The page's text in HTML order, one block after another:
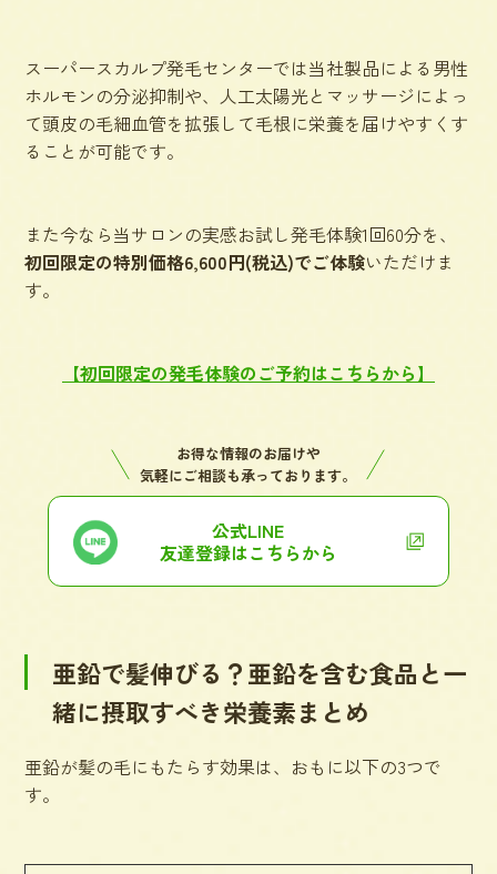
スーパースカルプ発毛センターでは当社製品による男性
ホルモンの分泌抑制や、人工太陽光とマッサージによっ
て頭皮の毛細血管を拡張して毛根に栄養を届けやすくす
ることが可能です。
また今なら当サロンの実感お試し発毛体験1回60分を、
初回限定の特別価格6,600円(税込)でご体験いただけま
す。
【初回限定の発毛体験のご予約はこちらから】
お得な情報のお届けや
気軽にご相談も承っております。
公式LINE
友達登録はこちらから
亜鉛で髪伸びる？亜鉛を含む食品と一
緒に摂取すべき栄養素まとめ
亜鉛が髪の毛にもたらす効果は、おもに以下の3つで
す。